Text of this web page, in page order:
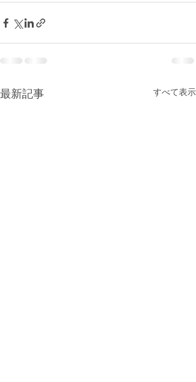
最新記事 すべて表示